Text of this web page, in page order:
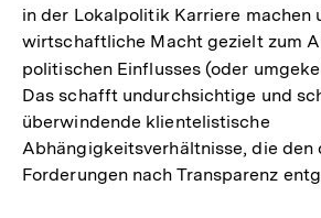
in der Lokalpolitik Karriere machen
wirtschaftliche Macht gezielt zum
politischen Einflusses (oder
Das schafft undurchsichtige und
überwindende klientelistische
Abhängigkeitsverhältnisse, die den
Forderungen nach Transparenz